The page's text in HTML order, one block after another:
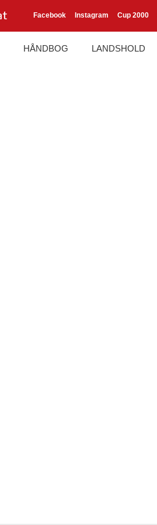
Cup 2000
Instagram
Facebook
HÅNDBOG LANDSHOLD